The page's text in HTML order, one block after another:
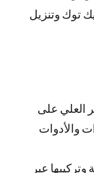
توك وتنزيل
العلي على
والأدوات
عبر